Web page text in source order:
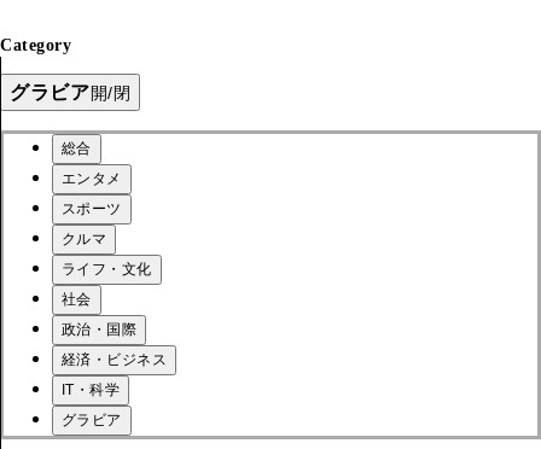
Category
グラビア開/閉
総合
エンタメ
スポーツ
クルマ
ライフ・文化
社会
政治・国際
経済・ビジネス
IT・科学
グラビア